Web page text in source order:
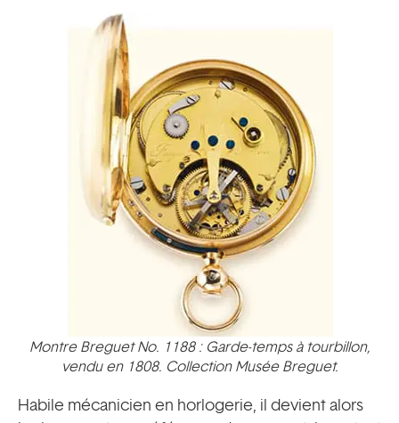
Montre Breguet No. 1188 : Garde-temps à tourbillon,
vendu en 1808. Collection Musée Breguet.
Habile mécanicien en horlogerie, il devient alors